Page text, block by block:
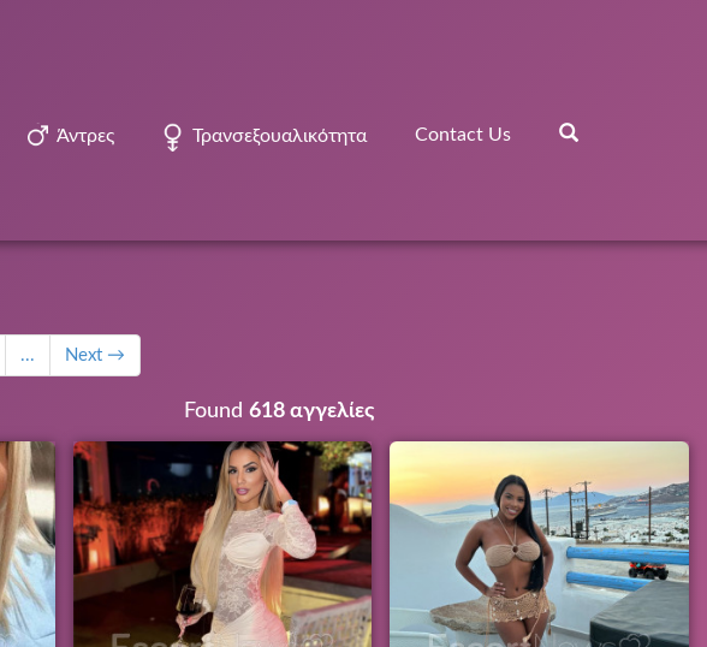
Άντρες Τρανσεξουαλικότητα Contact Us
... Next →
Found618 αγγελίες